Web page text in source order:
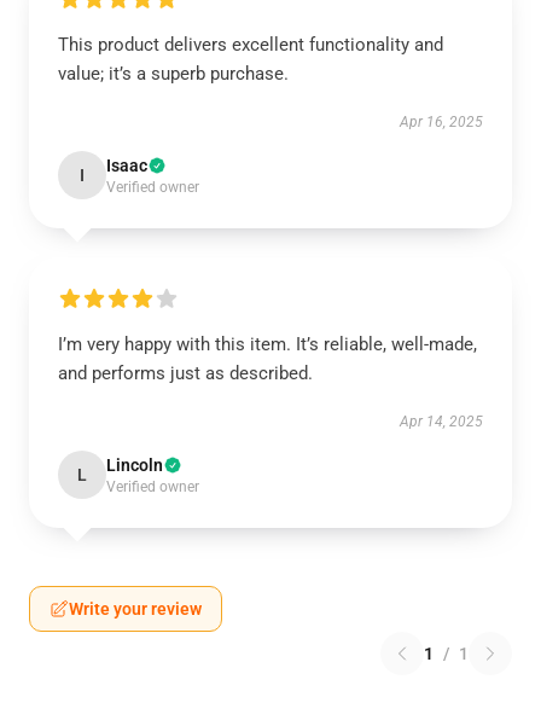
This product delivers excellent functionality and
value; it’s a superb purchase.
Apr 16, 2025
I Isaac
Verified owner
I’m very happy with this item. It’s reliable, well-made,
and performs just as described.
Apr 14, 2025
L Lincoln
Verified owner
Write your review
1 / 1